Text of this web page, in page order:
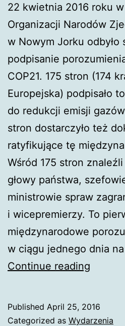
22 kwietnia 2016 roku
Organizacji Narodów
w Nowym Jorku odbyło
podpisanie
COP21. 175 stron (174
Europejska) podpisało
do redukcji emisji
stron dostarczyło też
ratyfikujące tę
Wśród 175 stron
głowy państwa,
ministrowie spraw
i wicepremierzy. To
międzynarodowe
w ciągu jednego dnia
Continue reading
Published April 25, 2016
Categorized as Wydarzenia